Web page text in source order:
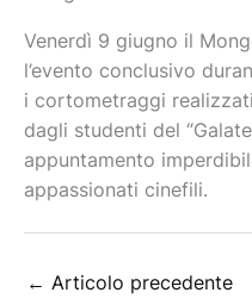
Venerdì 9 giugno il
l’evento conclusivo
i cortometraggi
dagli studenti del
appuntamento
appassionati cinefili.
← Articolo precedente